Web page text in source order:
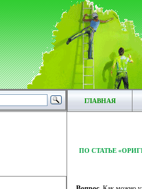
ГЛАВНАЯ
ПО СТАТЬЕ